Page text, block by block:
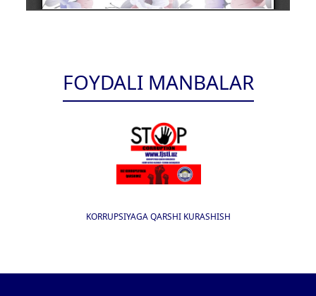
FOYDALI MANBALAR
KORRUPSIYAGA QARSHI KURASHISH